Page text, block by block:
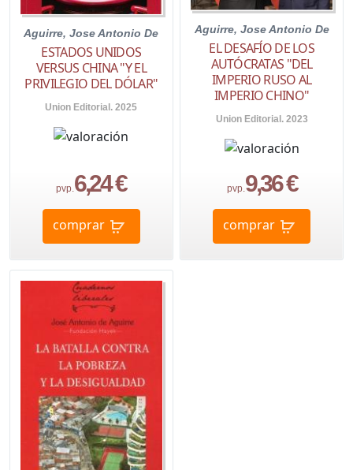
Aguirre, Jose Antonio De
ESTADOS UNIDOS
VERSUS CHINA "Y EL
PRIVILEGIO DEL DÓLAR"
Union Editorial. 2025
pvp.6,24 €
comprar
Aguirre, Jose Antonio De
EL DESAFÍO DE LOS
AUTÓCRATAS "DEL
IMPERIO RUSO AL
IMPERIO CHINO"
Union Editorial. 2023
pvp.9,36 €
comprar